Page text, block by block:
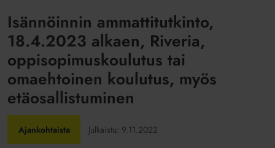
Isännöinnin ammattitutkinto,
18.4.2023 alkaen, Riveria,
oppisopimuskoulutus tai
omaehtoinen koulutus, myös
etäosallistuminen
Ajankohtaista Julkaistu: 9.11.2022